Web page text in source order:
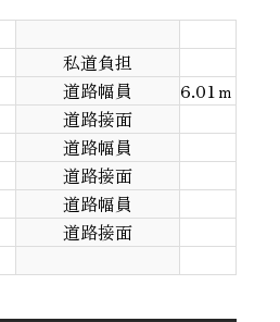
私道負担
道路幅員
6.01ｍ
道路接面
道路幅員
道路接面
道路幅員
道路接面